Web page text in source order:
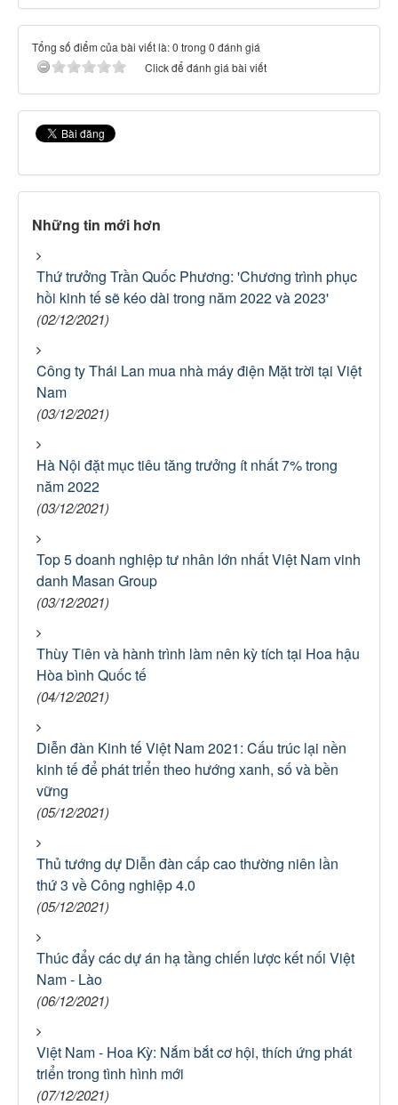
Tổng số điểm của bài viết là: 0 trong 0 đánh giá
Click để đánh giá bài viết
Những tin mới hơn
Thứ trưởng Trần Quốc Phương: 'Chương trình phục
hồi kinh tế sẽ kéo dài trong năm 2022 và 2023'
(02/12/2021)
Công ty Thái Lan mua nhà máy điện Mặt trời tại Việt
Nam
(03/12/2021)
Hà Nội đặt mục tiêu tăng trưởng ít nhất 7% trong
năm 2022
(03/12/2021)
Top 5 doanh nghiệp tư nhân lớn nhất Việt Nam vinh
danh Masan Group
(03/12/2021)
Thùy Tiên và hành trình làm nên kỳ tích tại Hoa hậu
Hòa bình Quốc tế
(04/12/2021)
Diễn đàn Kinh tế Việt Nam 2021: Cấu trúc lại nền
kinh tế để phát triển theo hướng xanh, số và bền
vững
(05/12/2021)
Thủ tướng dự Diễn đàn cấp cao thường niên lần
thứ 3 về Công nghiệp 4.0
(05/12/2021)
Thúc đẩy các dự án hạ tầng chiến lược kết nối Việt
Nam - Lào
(06/12/2021)
Việt Nam - Hoa Kỳ: Nắm bắt cơ hội, thích ứng phát
triển trong tình hình mới
(07/12/2021)